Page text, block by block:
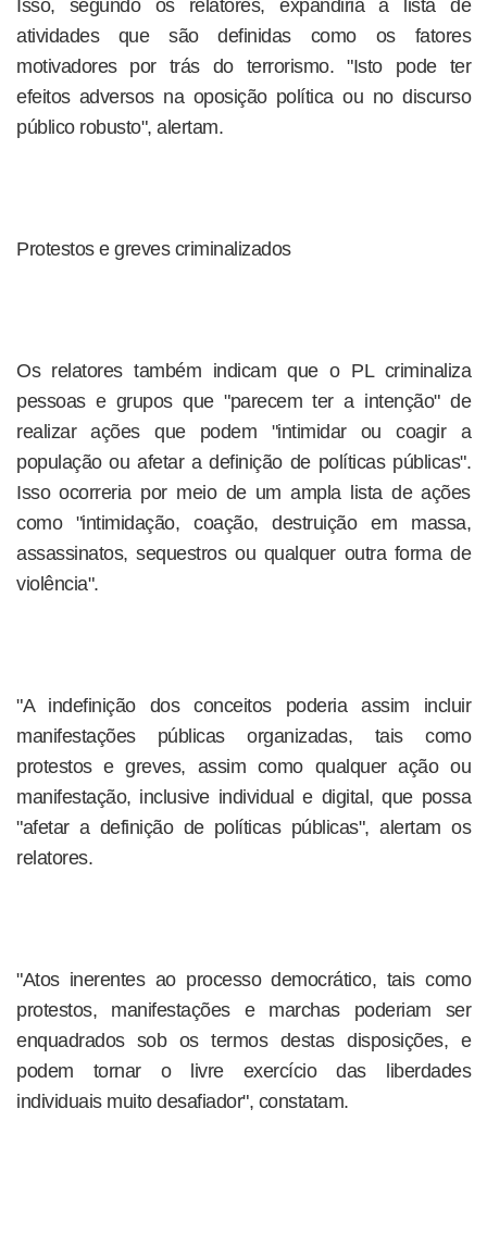
Isso, segundo os relatores, expandiria a lista de
atividades que são definidas como os fatores
motivadores por trás do terrorismo. "Isto pode ter
efeitos adversos na oposição política ou no discurso
público robusto", alertam.
Protestos e greves criminalizados
Os relatores também indicam que o PL criminaliza
pessoas e grupos que "parecem ter a intenção" de
realizar ações que podem "intimidar ou coagir a
população ou afetar a definição de políticas públicas".
Isso ocorreria por meio de um ampla lista de ações
como "intimidação, coação, destruição em massa,
assassinatos, sequestros ou qualquer outra forma de
violência".
"A indefinição dos conceitos poderia assim incluir
manifestações públicas organizadas, tais como
protestos e greves, assim como qualquer ação ou
manifestação, inclusive individual e digital, que possa
"afetar a definição de políticas públicas", alertam os
relatores.
"Atos inerentes ao processo democrático, tais como
protestos, manifestações e marchas poderiam ser
enquadrados sob os termos destas disposições, e
podem tornar o livre exercício das liberdades
individuais muito desafiador", constatam.